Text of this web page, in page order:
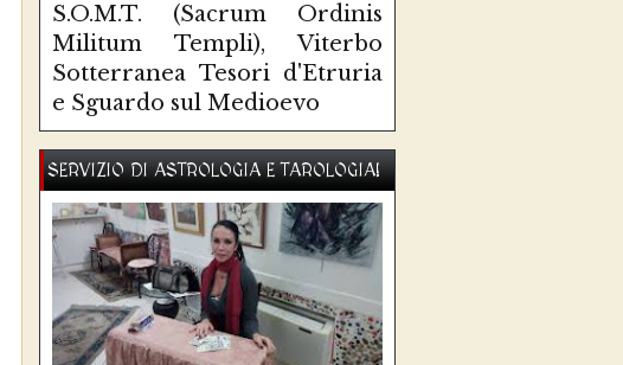
S.O.M.T. (Sacrum Ordinis
Militum Templi), Viterbo
Sotterranea Tesori d'Etruria
e Sguardo sul Medioevo
SERVIZIO DI ASTROLOGIA E TAROLOGIA!